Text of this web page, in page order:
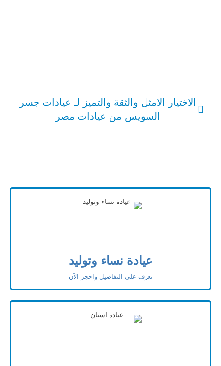
الاختيار الامثل والثقة والتميز لـ عيادات جسر
السويس من عيادات مصر
عيادة نساء وتوليد
تعرف على التفاصيل واحجز الآن